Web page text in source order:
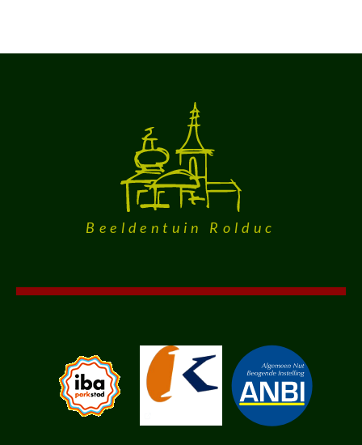
Beeldentuin Rolduc